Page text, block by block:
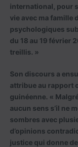
international, pour
vie avec ma famille
psychologiques
du 18 au 19 février
treillis. »
Son discours a
attribue au rapport
guinéenne. «
aucun sens s’il ne
sombres avec
d’opinions
justice qui donne